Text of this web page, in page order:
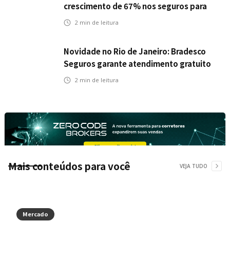
crescimento de 67% nos seguros para
veículos elétricos da Bradesco Seguros
2 min de leitura
Novidade no Rio de Janeiro: Bradesco
Seguros garante atendimento gratuito
na Ponte Rio-Niterói
2 min de leitura
Mais conteúdos para você VEJA TUDO
Mercado